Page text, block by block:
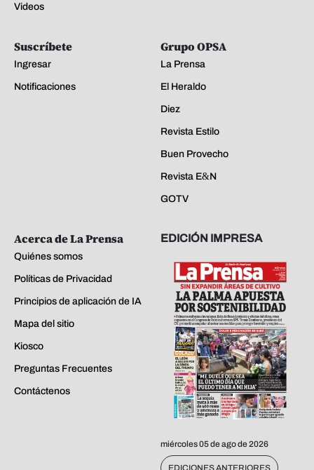
Videos
Suscríbete
Ingresar
Notificaciones
Grupo OPSA
La Prensa
El Heraldo
Diez
Revista Estilo
Buen Provecho
Revista E&N
GOTV
Acerca de La Prensa
Quiénes somos
Políticas de Privacidad
Principios de aplicación de IA
Mapa del sitio
Kiosco
Preguntas Frecuentes
Contáctenos
EDICIÓN IMPRESA
miércoles 05 de ago de 2026